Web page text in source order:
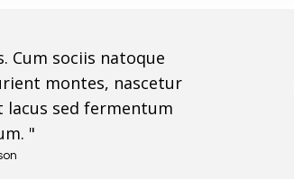
Cum sociis natoque
montes, nascetur
sed fermentum
"